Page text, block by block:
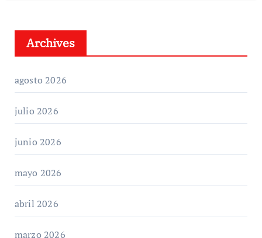
Archives
agosto 2026
julio 2026
junio 2026
mayo 2026
abril 2026
marzo 2026